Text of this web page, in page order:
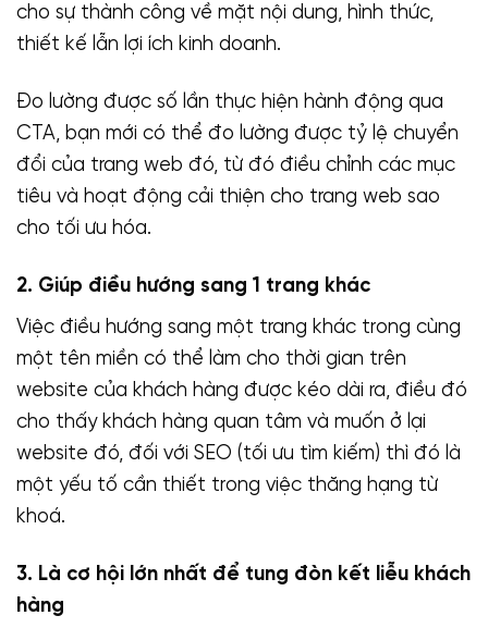
cho sự thành công về mặt nội dung, hình thức,
thiết kế lẫn lợi ích kinh doanh.
Đo lường được số lần thực hiện hành động qua
CTA, bạn mới có thể đo lường được tỷ lệ chuyển
đổi của trang web đó, từ đó điều chỉnh các mục
tiêu và hoạt động cải thiện cho trang web sao
cho tối ưu hóa.
2. Giúp điều hướng sang 1 trang khác
Việc điều hướng sang một trang khác trong cùng
một tên miền có thể làm cho thời gian trên
website của khách hàng được kéo dài ra, điều đó
cho thấy khách hàng quan tâm và muốn ở lại
website đó, đối với SEO (tối ưu tìm kiếm) thì đó là
một yếu tố cần thiết trong việc thăng hạng từ
khoá.
3. Là cơ hội lớn nhất để tung đòn kết liễu khách
hàng